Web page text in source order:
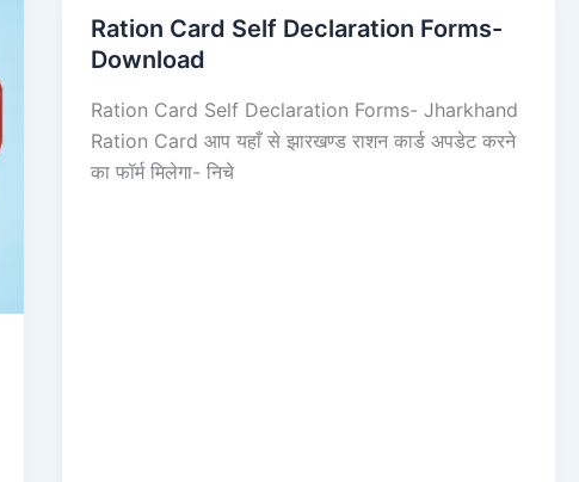
Ration Card Self Declaration Forms-
Download
Ration Card Self Declaration Forms- Jharkhand
Ration Card आप यहाँ से झारखण्ड राशन कार्ड अपडेट करने
का फॉर्म मिलेगा- निचे